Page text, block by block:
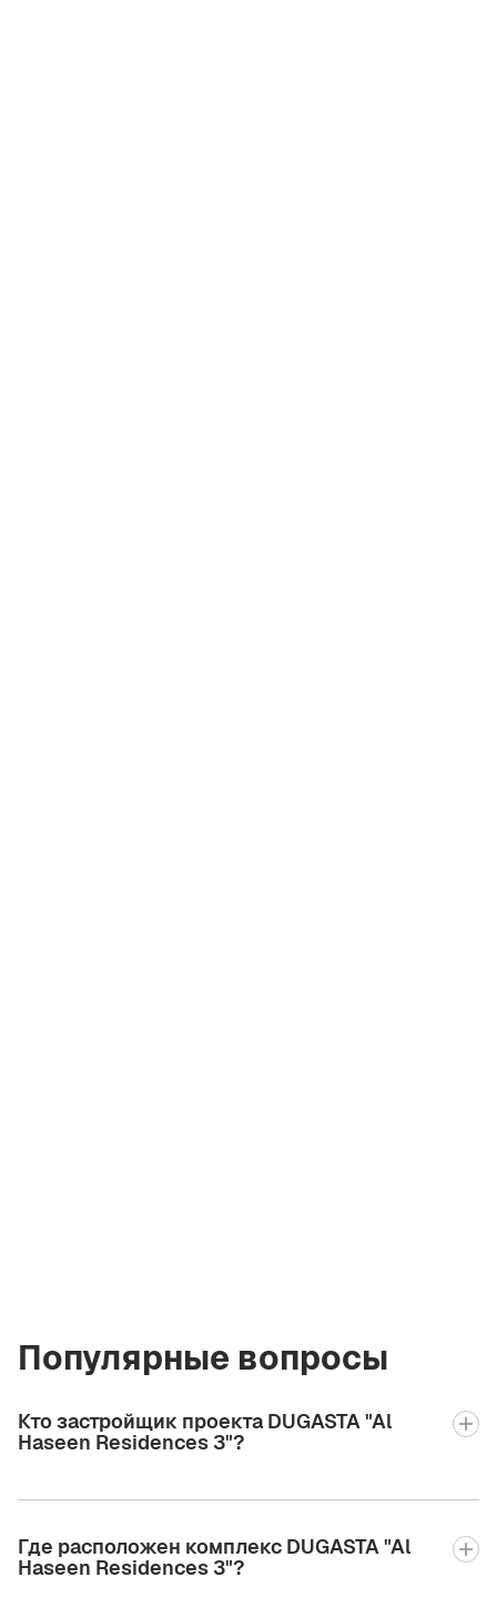
Популярные вопросы
Кто застройщик проекта DUGASTA "Al
Haseen Residences 3"?
Где расположен комплекс DUGASTA "Al
Haseen Residences 3"?